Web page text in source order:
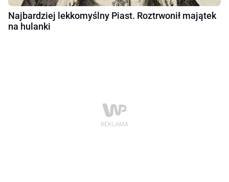
Najbardziej lekkomyślny Piast. Roztrwonił majątek
na hulanki